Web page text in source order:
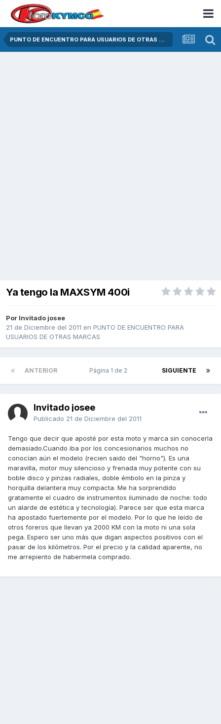
PUNTO DE ENCUENTRO PARA USUARIOS DE OTRAS MARCAS
Ya tengo la MAXSYM 400i
Por Invitado josee
21 de Diciembre del 2011 en PUNTO DE ENCUENTRO PARA
USUARIOS DE OTRAS MARCAS
ANTERIOR SIGUIENTE
Página 1 de 2
Invitado josee
Publicado 21 de Diciembre del 2011
Tengo que decir que aposté por esta moto y marca sin conocerla
demasiado.Cuando iba por los concesionarios muchos no
conocían aún el modelo (recien saido del "horno"). Es una
maravilla, motor muy silencioso y frenada muy potente con su
boble disco y pinzas radiales, doble émbolo en la pinza y
horquilla delantera muy compacta. Me ha sorprendido
gratamente el cuadro de instrumentos iluminado de noche: todo
un alarde de estética y tecnología). Parece ser que esta marca
ha apostado fuertemente por el modelo. Por lo que he leído de
otros foreros que llevan ya 2000 KM con la moto ni una sola
pega. Espero ser uno más que digan aspectos positivos con el
pasar de los kilómetros. Por el precio y la calidad aparente, no
me arrepiento de habermela comprado.